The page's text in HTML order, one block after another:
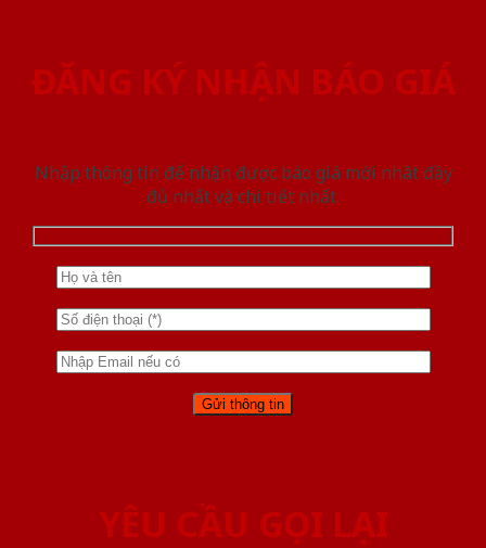
ĐĂNG KÝ NHẬN BÁO GIÁ
Nhập thông tin để nhận được báo giá mới nhât đầy
đủ nhất và chi tiết nhất.
YÊU CẦU GỌI LẠI